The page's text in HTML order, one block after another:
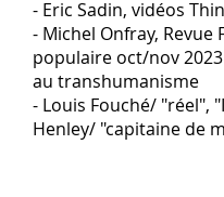
- Eric Sadin, vidéos
- Michel Onfray, Revue
populaire oct/nov
au transhumanisme
- Louis Fouché/ "réel",
Henley/ "capitaine de